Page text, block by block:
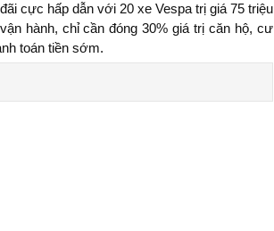
cực hấp dẫn với 20 xe Vespa trị giá 75 triệu
hành, chỉ cần đóng 30% giá trị căn hộ, cư
toán tiền sớm.